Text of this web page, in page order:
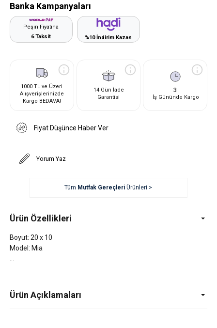
Banka Kampanyaları
Peşin Fiyatına
6 Taksit
%10 İndirim Kazan
1000 TL ve Üzeri
Alışverişlerinizde
Kargo BEDAVA!
14 Gün İade
Garantisi
3
İş Gününde Kargo
Fiyat Düşünce Haber Ver
Yorum Yaz
Tüm Mutfak Gereçleri Ürünleri >
Ürün Özellikleri
Boyut: 20 x 10
Model: Mia
Ürün Açıklamaları